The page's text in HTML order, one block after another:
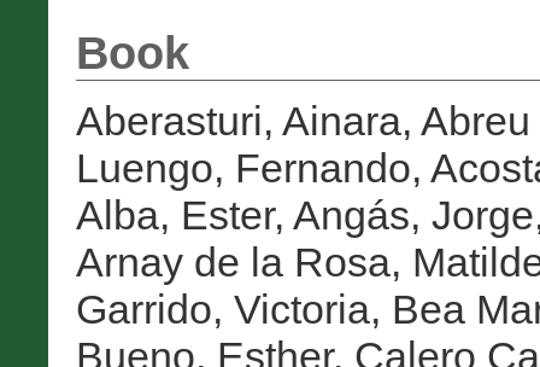
Book
Aberasturi, Ainara,
Luengo, Fernando,
Alba, Ester, Angás, Jorge
Arnay de la Rosa,
Garrido, Victoria, Bea
Bueno, Esther, Calero